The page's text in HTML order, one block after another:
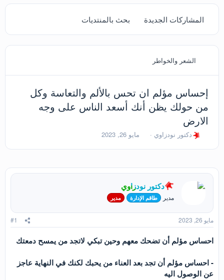
المشاركات الجديدة بحث بالمنتديات
الشعر والخواطر
إحساس مؤلم ان تحس بالألم والتعاسة وكل
من حولك يظن أنك أسعد الناس على وجه
الارض
ب
د
ا
م
و
ع
دكتور نودزاوي
ت
ر
خ
ل
ب
د
ء
مايو 26, 2023
دكتور نودزاوي
مدير طاقم الإدارة مدير
مايو 26, 2023 #1
احساس مؤلم أن تضحك معهم وحين تبكي لاتجد من يمسح دمعتك
- احساس مؤلم أن تجد بعد العناء من يحبك لكنك في النهاية عاجز
عن الوصول اليه